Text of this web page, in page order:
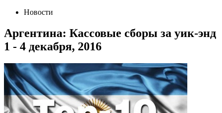
Новости
Аргентина: Кассовые сборы за уик-энд
1 - 4 декабря, 2016